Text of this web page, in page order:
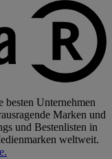
besten Unternehmen
Marken und
und Bestenlisten in
weltweit.